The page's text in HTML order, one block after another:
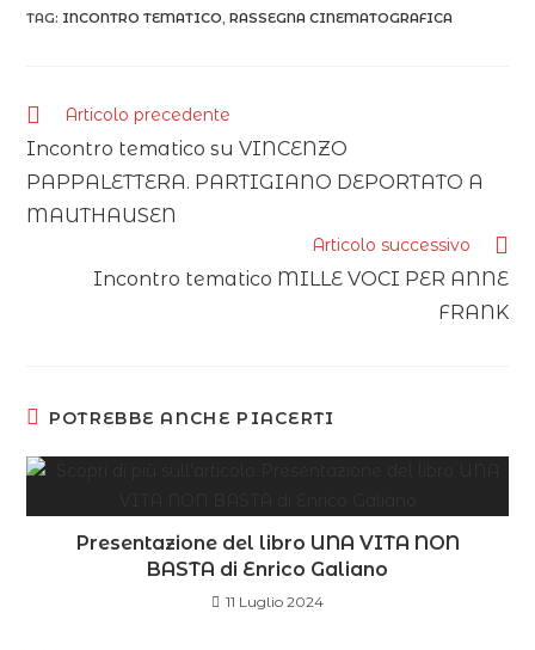
TAG: INCONTRO TEMATICO, RASSEGNA CINEMATOGRAFICA
Articolo precedente
Incontro tematico su VINCENZO
PAPPALETTERA. PARTIGIANO DEPORTATO A
MAUTHAUSEN
Articolo successivo
Incontro tematico MILLE VOCI PER ANNE
FRANK
POTREBBE ANCHE PIACERTI
Presentazione del libro UNA VITA NON
BASTA di Enrico Galiano
11 Luglio 2024